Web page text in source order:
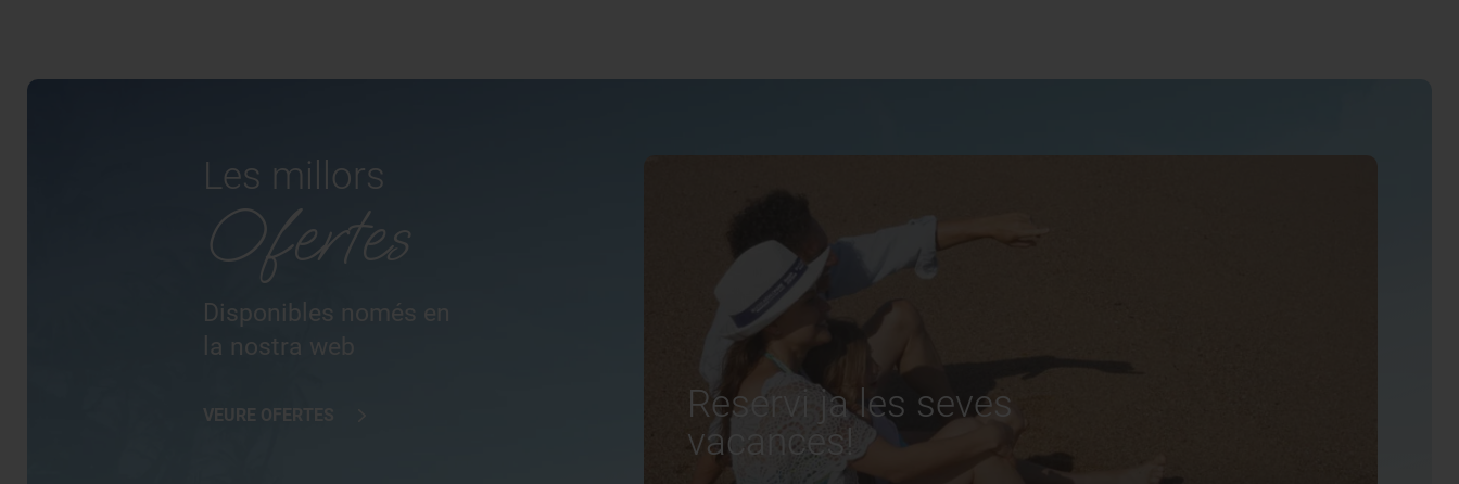
Les millors
Ofertes
Disponibles només en
la nostra web
VEURE OFERTES
Reservi ja les seves
vacances!